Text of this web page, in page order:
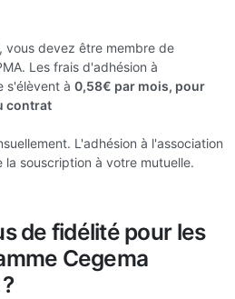
vous devez être membre de
Les frais d'adhésion à
s'élèvent à 0,58€ par mois, pour
contrat
L'adhésion à l'association
souscription à votre mutuelle.
de fidélité pour les
Cegema